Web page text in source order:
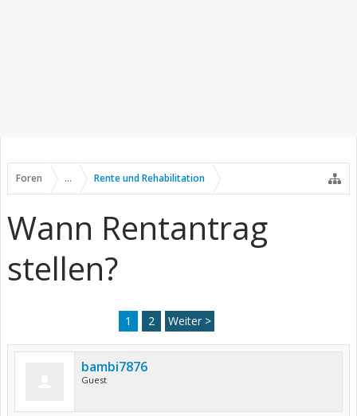
Foren ... Rente und Rehabilitation
Wann Rentantrag
stellen?
1 2 Weiter >
bambi7876
Guest